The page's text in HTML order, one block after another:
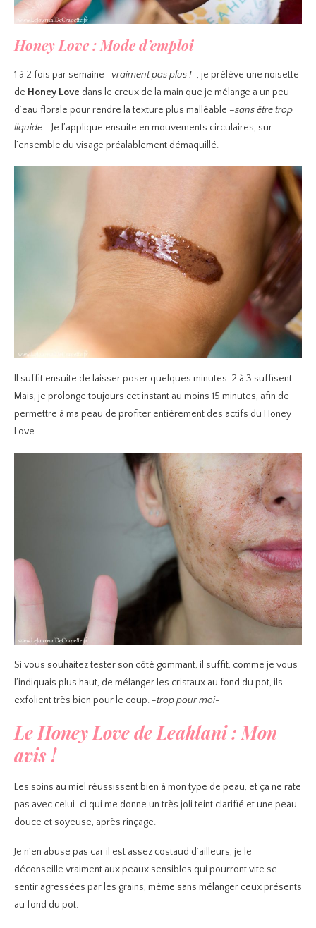
Honey Love : Mode d’emploi
1 à 2 fois par semaine -vraiment pas plus !-, je prélève une noisette
de Honey Love dans le creux de la main que je mélange a un peu
d’eau florale pour rendre la texture plus malléable –sans être trop
liquide-. Je l’applique ensuite en mouvements circulaires, sur
l’ensemble du visage préalablement démaquillé.
Il suffit ensuite de laisser poser quelques minutes. 2 à 3 suffisent.
Mais, je prolonge toujours cet instant au moins 15 minutes, afin de
permettre à ma peau de profiter entièrement des actifs du Honey
Love.
Si vous souhaitez tester son côté gommant, il suffit, comme je vous
l’indiquais plus haut, de mélanger les cristaux au fond du pot, ils
exfolient très bien pour le coup. -trop pour moi-
Le Honey Love de Leahlani : Mon
avis !
Les soins au miel réussissent bien à mon type de peau, et ça ne rate
pas avec celui-ci qui me donne un très joli teint clarifié et une peau
douce et soyeuse, après rinçage.
Je n’en abuse pas car il est assez costaud d’ailleurs, je le
déconseille vraiment aux peaux sensibles qui pourront vite se
sentir agressées par les grains, même sans mélanger ceux présents
au fond du pot.